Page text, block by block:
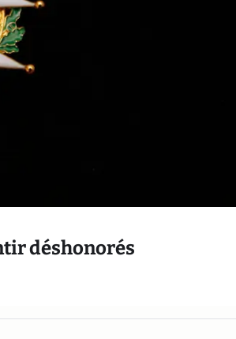
déshonorés